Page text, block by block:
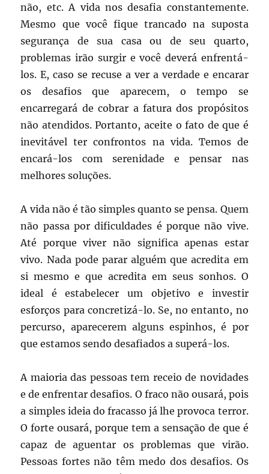
não, etc. A vida nos desafia constantemente.
Mesmo que você fique trancado na suposta
segurança de sua casa ou de seu quarto,
problemas irão surgir e você deverá enfrentá-
los. E, caso se recuse a ver a verdade e encarar
os desafios que aparecem, o tempo se
encarregará de cobrar a fatura dos propósitos
não atendidos. Portanto, aceite o fato de que é
inevitável ter confrontos na vida. Temos de
encará-los com serenidade e pensar nas
melhores soluções.
A vida não é tão simples quanto se pensa. Quem
não passa por dificuldades é porque não vive.
Até porque viver não significa apenas estar
vivo. Nada pode parar alguém que acredita em
si mesmo e que acredita em seus sonhos. O
ideal é estabelecer um objetivo e investir
esforços para concretizá-lo. Se, no entanto, no
percurso, aparecerem alguns espinhos, é por
que estamos sendo desafiados a superá-los.
A maioria das pessoas tem receio de novidades
e de enfrentar desafios. O fraco não ousará, pois
a simples ideia do fracasso já lhe provoca terror.
O forte ousará, porque tem a sensação de que é
capaz de aguentar os problemas que virão.
Pessoas fortes não têm medo dos desafios. Os